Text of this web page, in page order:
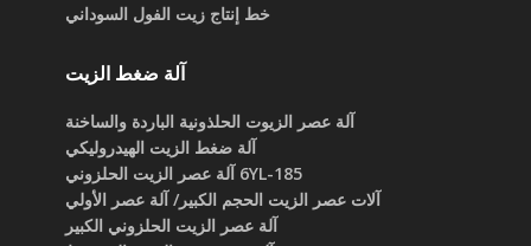
خط إنتاج زيت الفول السوداني
آلة ضغط الزيت
آلة عصر الزيوت الحلذونية الباردة والساخنة
آلة ضغط الزيت الهيدروليكي
6YL-185 آلة عصر الزيت الحلزوني
آلات عصر الزيت الحجم الكبير/ آلة عصر الأولي
آلة عصر الزيت الحلزوني الكبير